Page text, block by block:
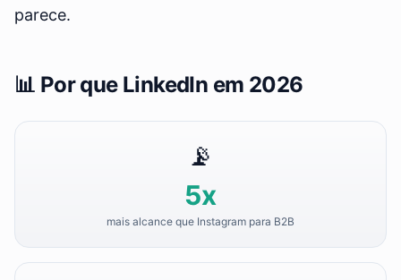
parece.
📊 Por que LinkedIn em 2026
📡
5x
mais alcance que Instagram para B2B